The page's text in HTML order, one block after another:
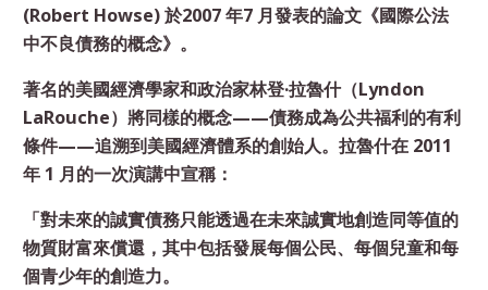
(Robert Howse) 於2007 年7 月發表的論文《國際公法
中不良債務的概念》。
著名的美國經濟學家和政治家林登·拉魯什（Lyndon
LaRouche）將同樣的概念——債務成為公共福利的有利
條件——追溯到美國經濟體系的創始人。拉魯什在 2011
年 1 月的一次演講中宣稱：
「對未來的誠實債務只能透過在未來誠實地創造同等值的
物質財富來償還，其中包括發展每個公民、每個兒童和每
個青少年的創造力。